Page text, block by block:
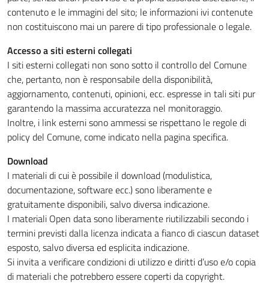
contenuto e le immagini del sito; le informazioni ivi contenute
non costituiscono mai un parere di tipo professionale o legale.
Accesso a siti esterni collegati
I siti esterni collegati non sono sotto il controllo del Comune
che, pertanto, non è responsabile della disponibilità,
aggiornamento, contenuti, opinioni, ecc. espresse in tali siti pur
garantendo la massima accuratezza nel monitoraggio.
Inoltre, i link esterni sono ammessi se rispettano le regole di
policy del Comune, come indicato nella pagina specifica.
Download
I materiali di cui è possibile il download (modulistica,
documentazione, software ecc.) sono liberamente e
gratuitamente disponibili, salvo diversa indicazione.
I materiali Open data sono liberamente riutilizzabili secondo i
termini previsti dalla licenza indicata a fianco di ciascun dataset
esposto, salvo diversa ed esplicita indicazione.
Si invita a verificare condizioni di utilizzo e diritti d’uso e/o copia
di materiali che potrebbero essere coperti da copyright.